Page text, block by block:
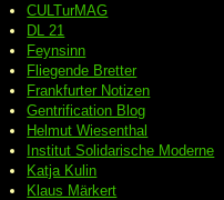
CULTurMAG
DL 21
Feynsinn
Fliegende Bretter
Frankfurter Notizen
Gentrification Blog
Helmut Wiesenthal
Institut Solidarische Moderne
Katja Kulin
Klaus Märkert